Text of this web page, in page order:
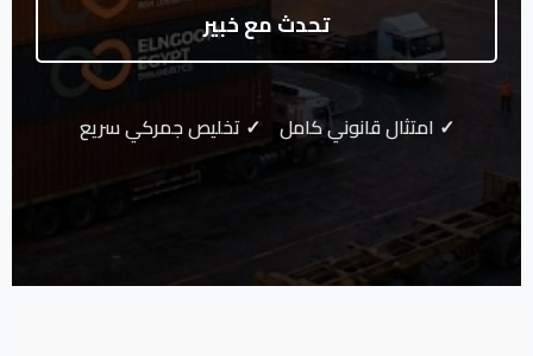
تحدث مع خبير
✓ امتثال قانوني كامل ✓ تخليص جمركي سريع